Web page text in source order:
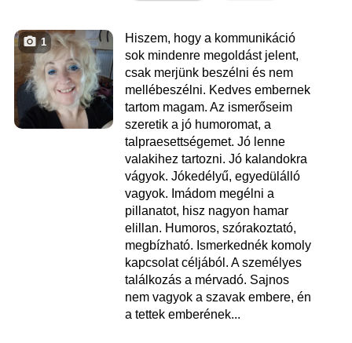
1
Hiszem, hogy a kommunikáció
sok mindenre megoldást jelent,
csak merjünk beszélni és nem
mellébeszélni. Kedves embernek
tartom magam. Az ismerőseim
szeretik a jó humoromat, a
talpraesettségemet. Jó lenne
valakihez tartozni. Jó kalandokra
vágyok. Jókedélyű, egyedülálló
vagyok. Imádom megélni a
pillanatot, hisz nagyon hamar
elillan. Humoros, szórakoztató,
megbízható. Ismerkednék komoly
kapcsolat céljából. A személyes
találkozás a mérvadó. Sajnos
nem vagyok a szavak embere, én
a tettek emberének...